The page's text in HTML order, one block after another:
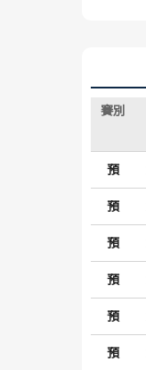
賽別
預
預
預
預
預
預